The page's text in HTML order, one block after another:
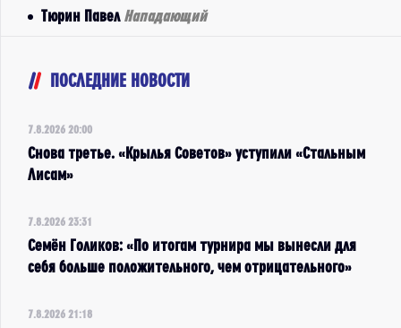
Тюрин Павел Нападающий
ПОСЛЕДНИЕ НОВОСТИ
7.8.2026 20:00
Снова третье. «Крылья Советов» уступили «Стальным
Лисам»
7.8.2026 23:31
Семён Голиков: «По итогам турнира мы вынесли для
себя больше положительного, чем отрицательного»
7.8.2026 21:18